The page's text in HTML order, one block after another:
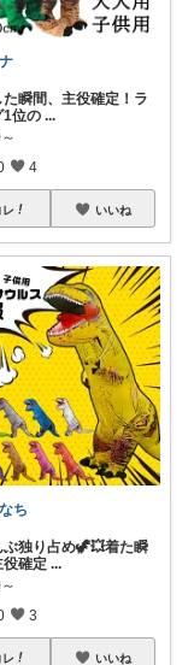
瞬間、主役確定！ラ
1位の ...
4
レ いいね
ち
ぶ独り占め🦖💥着た瞬
役確定 ...
3
レ いいね